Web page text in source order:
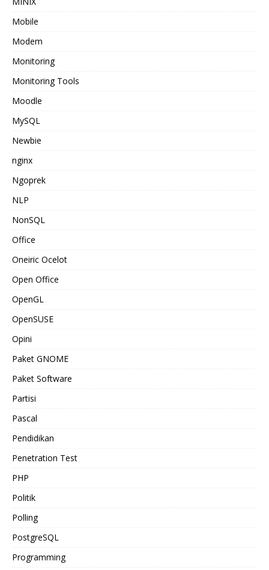
Mobile
Modem
Monitoring
Monitoring Tools
Moodle
MySQL
Newbie
nginx
Ngoprek
NLP
NonSQL
Office
Oneiric Ocelot
Open Office
OpenGL
OpenSUSE
Opini
Paket GNOME
Paket Software
Partisi
Pascal
Pendidikan
Penetration Test
PHP
Politik
Polling
PostgreSQL
Programming